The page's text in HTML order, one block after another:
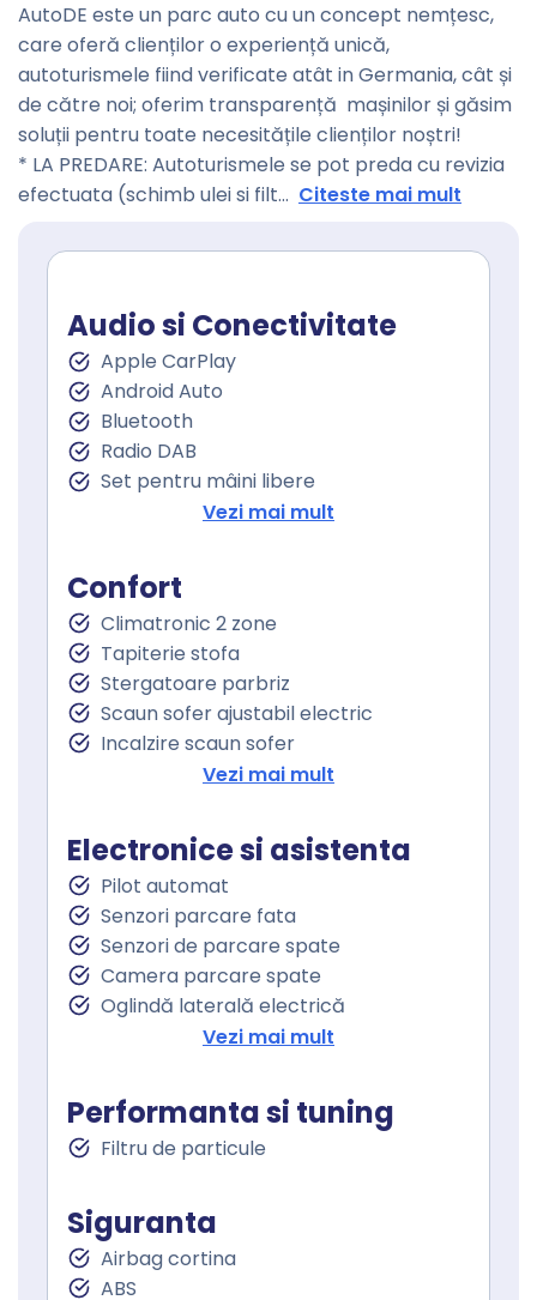
AutoDE este un parc auto cu un concept nemțesc,
care oferă clienților o experiență unică,
autoturismele fiind verificate atât in Germania, cât și
de către noi; oferim transparență mașinilor și găsim
soluții pentru toate necesitățile clienților noștri!
* LA PREDARE: Autoturismele se pot preda cu revizia
efectuata (schimb ulei si filt... Citeste mai mult
Audio si Conectivitate
Apple CarPlay
Android Auto
Bluetooth
Radio DAB
Set pentru mâini libere
Touchscreen
Control vocal
Vezi mai mult
Confort
Climatronic 2 zone
Tapiterie stofa
Stergatoare parbriz
Scaun sofer ajustabil electric
Incalzire scaun sofer
Incalzire scaun pasager
Cotiera spate
Volan de piele
Volan cu comenzi
Senzor ploaie
Geamuri fata electrice
Geamuri spate electrice
Geamuri cu tenta
Vezi mai mult
Electronice si asistenta
Pilot automat
Senzori parcare fata
Senzori de parcare spate
Camera parcare spate
Oglindă laterală electrică
Oglinzi retrovizoare incalzite
Asistenta la franare
Controlul tractiunii
Asistent staionare in rampa
Lumini de zi LED
Proiectoare ceata
Faruri ceata LED
Vezi mai mult
Performanta si tuning
Filtru de particule
Siguranta
Airbag cortina
ABS